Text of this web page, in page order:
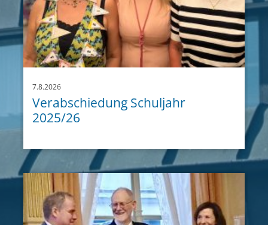
7.8.2026
Verabschiedung Schuljahr
2025/26